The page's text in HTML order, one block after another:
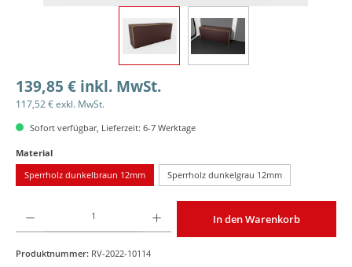
139,85 € inkl. MwSt.
117,52 € exkl. MwSt.
Sofort verfügbar, Lieferzeit: 6-7 Werktage
Materialauswählen
Sperrholz dunkelbraun 12mm
Sperrholz dunkelgrau 12mm
In den Warenkorb
Produktnummer: RV-2022-10114